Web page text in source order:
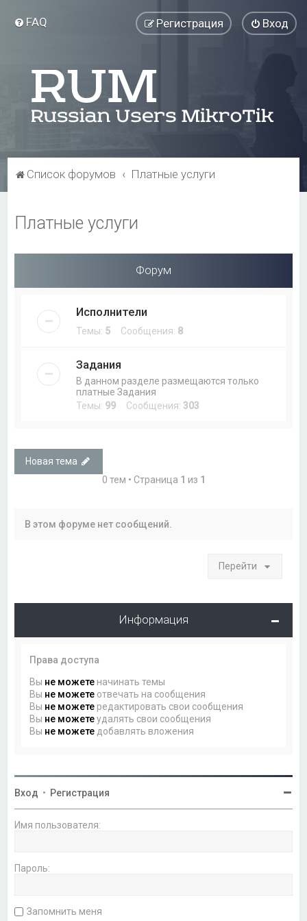
FAQ Вход
Регистрация
Список форумов Платные услуги
Платные услуги
Форум
Исполнители
Темы: 5 Сообщения: 8
Задания
В данном разделе размещаются только
платные Задания
Темы: 99 Сообщения: 303
Новая тема
0 тем • Страница 1 из 1
В этом форуме нет сообщений.
Перейти
Информация
Права доступа
Вы не можете начинать темы
Вы не можете отвечать на сообщения
Вы не можете редактировать свои сообщения
Вы не можетеудалять свои сообщения
Вы не можете добавлять вложения
Вход • Регистрация
Имя пользователя:
Пароль:
Запомнить меня